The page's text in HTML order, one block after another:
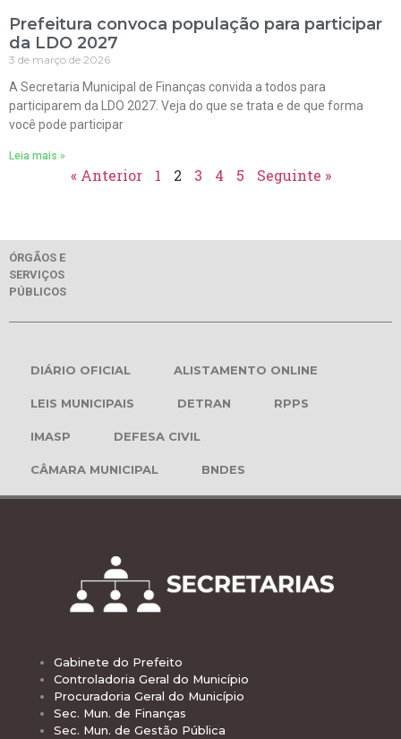
Prefeitura convoca população para participar
da LDO 2027
3 de março de 2026
A Secretaria Municipal de Finanças convida a todos para
participarem da LDO 2027. Veja do que se trata e de que forma
você pode participar
Leia mais »
« Anterior 1 2 3 4 5 Seguinte »
ÓRGÃOS E
SERVIÇOS
PÚBLICOS
DIÁRIO OFICIAL ALISTAMENTO ONLINE
LEIS MUNICIPAIS DETRAN RPPS
IMASP DEFESA CIVIL
CÂMARA MUNICIPAL BNDES
Gabinete do Prefeito
Controladoria Geral do Município
Procuradoria Geral do Município
Sec. Mun. de Finanças
Sec. Mun. de Gestão Pública